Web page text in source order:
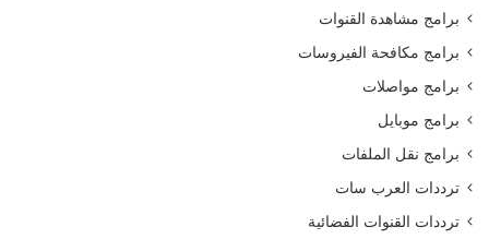
برامج مشاهدة القنوات
برامج مكافحة الفيروسات
برامج مواصلات
برامج موبايل
برامج نقل الملفات
ترددات العرب سات
ترددات القنوات الفضائية